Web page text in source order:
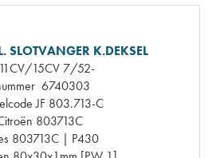
SLOTVANGER K.DEKSEL
11CV/15CV 7/52-
6740303
JF 803.713-C
803713C
803713C | P430